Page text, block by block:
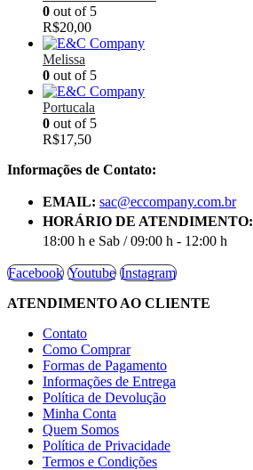
0 out of 5
R$20,00
Melissa
0 out of 5
Portucala
0 out of 5
R$17,50
Informações de Contato:
EMAIL: sac@eccompany.com.br
HORÁRIO DE ATENDIMENTO:
18:00 h e Sab / 09:00 h - 12:00 h
Facebook Youtube Instagram
ATENDIMENTO AO CLIENTE
Contato
Como Comprar
Formas de Pagamento
Informações de Entrega
Política de Devolução
Minha Conta
Quem Somos
Política de Privacidade
Termos e Condições